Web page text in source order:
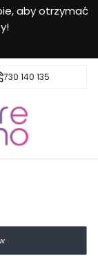
aby otrzymać
pomoc
730 140 135